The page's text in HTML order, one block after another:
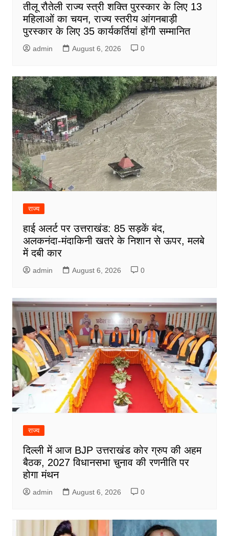
तीलू रौतेली राज्य स्त्री शक्ति पुरस्कार के लिए 13
महिलाओं का चयन, राज्य स्तरीय आंगनबाड़ी
पुरस्कार के लिए 35 कार्यकर्तियां होंगी सम्मानित
admin August 6, 2026 0
राज्य
हाई अलर्ट पर उत्तराखंड: 85 सड़कें बंद,
अलकनंदा-मंदाकिनी खतरे के निशान से ऊपर, मलबे
में दबी कार
admin August 6, 2026 0
राज्य
दिल्ली में आज BJP उत्तराखंड कोर ग्रुप की अहम
बैठक, 2027 विधानसभा चुनाव की रणनीति पर
होगा मंथन
admin August 6, 2026 0